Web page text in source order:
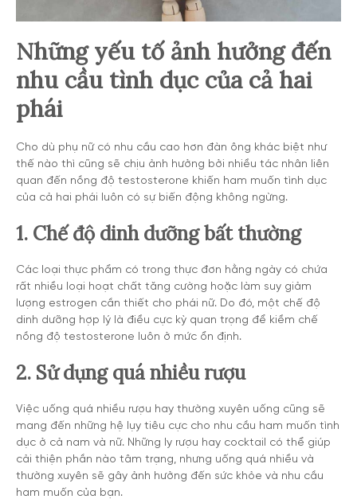
Những yếu tố ảnh hưởng đến
nhu cầu tình dục của cả hai
phái
Cho dù phụ nữ có nhu cầu cao hơn đàn ông khác biệt như
thế nào thì cũng sẽ chịu ảnh hưởng bởi nhiều tác nhân liên
quan đến nồng độ testosterone khiến ham muốn tình dục
của cả hai phái luôn có sự biến động không ngừng.
1. Chế độ dinh dưỡng bất thường
Các loại thực phẩm có trong thực đơn hằng ngày có chứa
rất nhiều loại hoạt chất tăng cường hoặc làm suy giảm
lượng estrogen cần thiết cho phái nữ. Do đó, một chế độ
dinh dưỡng hợp lý là điều cực kỳ quan trọng để kiềm chế
nồng độ testosterone luôn ở mức ổn định.
2. Sử dụng quá nhiều rượu
Việc uống quá nhiều rượu hay thường xuyên uống cũng sẽ
mang đến những hệ lụy tiêu cực cho nhu cầu ham muốn tình
dục ở cả nam và nữ. Những ly rượu hay cocktail có thể giúp
cải thiện phần nào tâm trạng, nhưng uống quá nhiều và
thường xuyên sẽ gây ảnh hưởng đến sức khỏe và nhu cầu
ham muốn của bạn.